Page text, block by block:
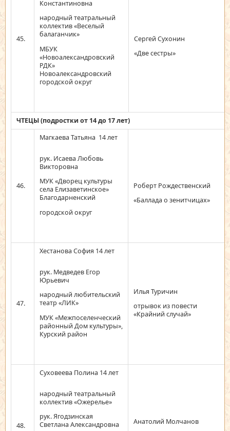
45.
Константиновна
народный театральный
коллектив «Веселый
балаганчик»
МБУК
«Новоалександровский
РДК»
Новоалександровский
городской округ
Сергей Сухонин
«Две сестры»
ЧТЕЦЫ (подростки от 14 до 17 лет)
46.
Магкаева Татьяна 14 лет
рук. Исаева Любовь
Викторовна
МУК «Дворец культуры
села Елизаветинское»
Благодарненский
городской округ
Роберт Рождественский
«Баллада о зенитчицах»
47.
Хестанова София 14 лет
рук. Медведев Егор
Юрьевич
народный любительский
театр «ЛИК»
МУК «Межпоселенческий
районный Дом культуры»,
Курский район
Илья Туричин
отрывок из повести
«Крайний случай»
48.
Суховеева Полина 14 лет
народный театральный
коллектив «Ожерелье»
рук. Ягодзинская
Светлана Александровна
Анатолий Молчанов